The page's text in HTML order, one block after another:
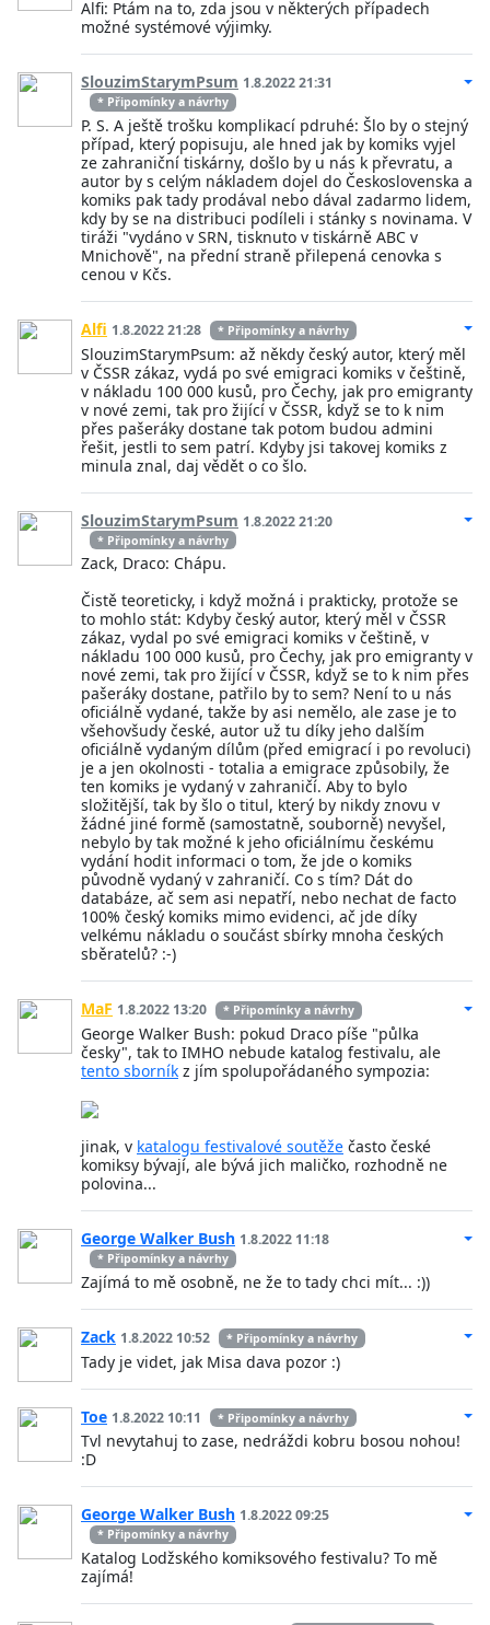
Alfi: Ptám na to, zda jsou v některých případech
možné systémové výjimky.
SlouzimStarymPsum 1.8.2022 21:31
* Připomínky a návrhy
P. S. A ještě trošku komplikací pdruhé: Šlo by o stejný
případ, který popisuju, ale hned jak by komiks vyjel
ze zahraniční tiskárny, došlo by u nás k převratu, a
autor by s celým nákladem dojel do Československa a
komiks pak tady prodával nebo dával zadarmo lidem,
kdy by se na distribuci podíleli i stánky s novinama. V
tiráži "vydáno v SRN, tisknuto v tiskárně ABC v
Mnichově", na přední straně přilepená cenovka s
cenou v Kčs.
Alfi 1.8.2022 21:28 * Připomínky a návrhy
SlouzimStarymPsum: až někdy český autor, který měl
v ČSSR zákaz, vydá po své emigraci komiks v češtině,
v nákladu 100 000 kusů, pro Čechy, jak pro emigranty
v nové zemi, tak pro žijící v ČSSR, když se to k nim
přes pašeráky dostane tak potom budou admini
řešit, jestli to sem patrí. Kdyby jsi takovej komiks z
minula znal, daj vědět o co šlo.
SlouzimStarymPsum 1.8.2022 21:20
* Připomínky a návrhy
Zack, Draco: Chápu.
Čistě teoreticky, i když možná i prakticky, protože se
to mohlo stát: Kdyby český autor, který měl v ČSSR
zákaz, vydal po své emigraci komiks v češtině, v
nákladu 100 000 kusů, pro Čechy, jak pro emigranty v
nové zemi, tak pro žijící v ČSSR, když se to k nim přes
pašeráky dostane, patřilo by to sem? Není to u nás
oficiálně vydané, takže by asi nemělo, ale zase je to
všehovšudy české, autor už tu díky jeho dalším
oficiálně vydaným dílům (před emigrací i po revoluci)
je a jen okolnosti - totalia a emigrace způsobily, že
ten komiks je vydaný v zahraničí. Aby to bylo
složitější, tak by šlo o titul, který by nikdy znovu v
žádné jiné formě (samostatně, souborně) nevyšel,
nebylo by tak možné k jeho oficiálnímu českému
vydání hodit informaci o tom, že jde o komiks
původně vydaný v zahraničí. Co s tím? Dát do
databáze, ač sem asi nepatří, nebo nechat de facto
100% český komiks mimo evidenci, ač jde díky
velkému nákladu o součást sbírky mnoha českých
sběratelů? :-)
MaF 1.8.2022 13:20 * Připomínky a návrhy
George Walker Bush: pokud Draco píše "půlka
česky", tak to IMHO nebude katalog festivalu, ale
tento sborník z jím spolupořádaného sympozia:
jinak, v katalogu festivalové soutěže často české
komiksy bývají, ale bývá jich maličko, rozhodně ne
polovina...
George Walker Bush 1.8.2022 11:18
* Připomínky a návrhy
Zajímá to mě osobně, ne že to tady chci mít... :))
Zack 1.8.2022 10:52 * Připomínky a návrhy
Tady je videt, jak Misa dava pozor :)
Toe 1.8.2022 10:11 * Připomínky a návrhy
Tvl nevytahuj to zase, nedráždi kobru bosou nohou!
:D
George Walker Bush 1.8.2022 09:25
* Připomínky a návrhy
Katalog Lodžského komiksového festivalu? To mě
zajímá!